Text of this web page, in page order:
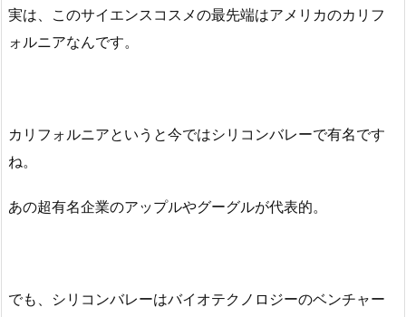
実は、このサイエンスコスメの最先端はアメリカのカリフ
ォルニアなんです。
カリフォルニアというと今ではシリコンバレーで有名です
ね。
あの超有名企業のアップルやグーグルが代表的。
でも、シリコンバレーはバイオテクノロジーのベンチャー